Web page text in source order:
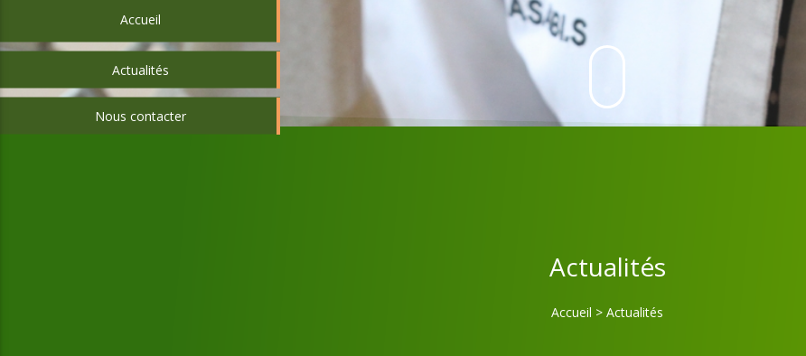
Accueil
Actualités
Nous contacter
Actualités
Accueil > Actualités